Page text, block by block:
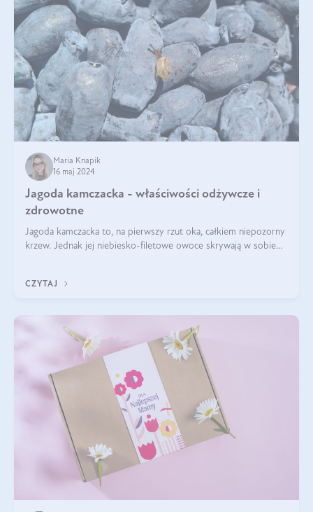
Maria Knapik
16 maj 2024
Jagoda kamczacka - właściwości odżywcze i
zdrowotne
Jagoda kamczacka to, na pierwszy rzut oka, całkiem niepozorny
krzew. Jednak jej niebiesko-filetowe owoce skrywają w sobie
CZYTAJ